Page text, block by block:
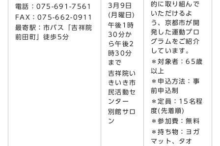
電話：075-691-7561
FAX：075-662-0911
最寄駅：市バス「吉祥院
前田町」徒歩5分
3月9日
(月曜日)
午後1時
30分か
ら午後2
時30分
まで
吉祥院い
きいき市
民活動セ
ンター
別館サロ
ン
的に取り組んで
いただけるよ
う、京都市が開
発した運動プロ
グラムをご紹介
しています。
＊対象者：65歳
以上
＊申込方法：事
前申込制
＊定員：15名程
度(先着順)
＊参加費：無料
＊持ち物：ヨガ
マット、タオ